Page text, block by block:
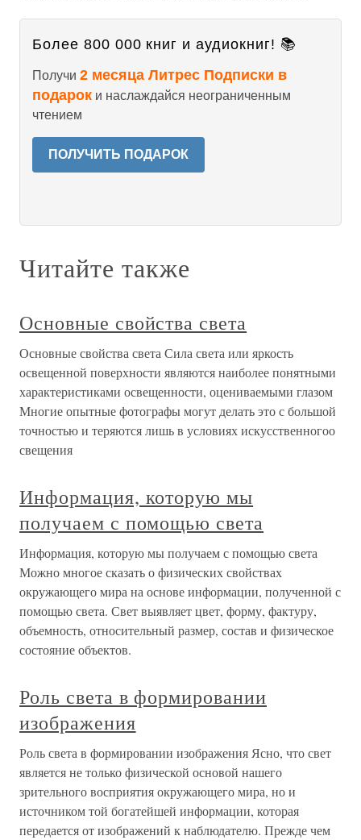
Более 800 000 книг и аудиокниг! 📚
Получи 2 месяца Литрес Подписки в
подарок и наслаждайся неограниченным
чтением
ПОЛУЧИТЬ ПОДАРОК
Читайте также
Основные свойства света
Основные свойства света Сила света или яркость
освещенной поверхности являются наиболее понятными
характеристиками освещенности, оцениваемыми глазом
Многие опытные фотографы могут делать это с большой
точностью и теряются лишь в условиях искусственногоо
свещения
Информация, которую мы
получаем с помощью света
Информация, которую мы получаем с помощью света
Можно многое сказать о физических свойствах
окружающего мира на основе информации, полученной с
помощью света. Свет выявляет цвет, форму, фактуру,
объемность, относительный размер, состав и физическое
состояние объектов.
Роль света в формировании
изображения
Роль света в формировании изображения Ясно, что свет
является не только физической основой нашего
зрительного восприятия окружающего мира, но и
источником той богатейшей информации, которая
передается от изображений к наблюдателю. Прежде чем